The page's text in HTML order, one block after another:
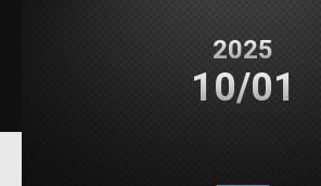
2025
10/01